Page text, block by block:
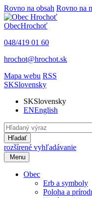
Rovno na obsah Rovno na
ObecHrochoť
048/419 01 60
hrochot@hrochot.sk
Mapa webu RSS
SKSlovensky
SKSlovensky
ENEnglish
Hľadať
rozšírené vyhľadávanie
Menu
Obec
Erb a symboly
Poloha a